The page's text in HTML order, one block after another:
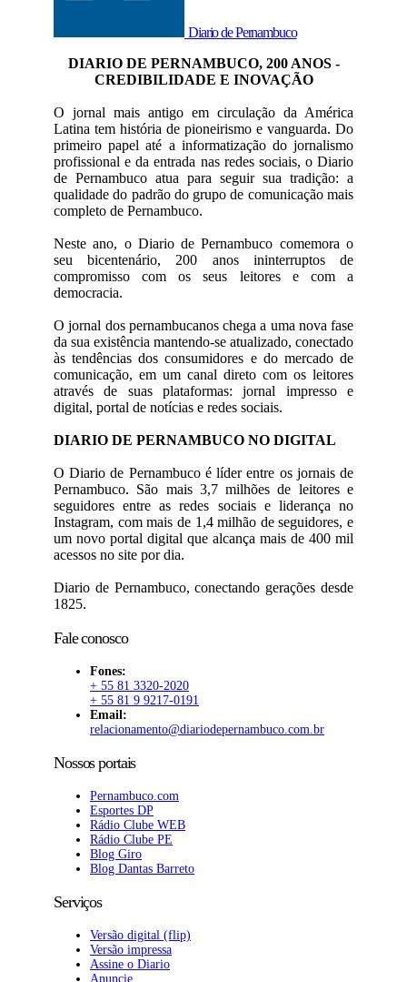
Diario de Pernambuco
DIARIO DE PERNAMBUCO, 200 ANOS -
CREDIBILIDADE E INOVAÇÃO
O jornal mais antigo em circulação da América
Latina tem história de pioneirismo e vanguarda. Do
primeiro papel até a informatização do jornalismo
profissional e da entrada nas redes sociais, o Diario
de Pernambuco atua para seguir sua tradição: a
qualidade do padrão do grupo de comunicação mais
completo de Pernambuco.
Neste ano, o Diario de Pernambuco comemora o
seu bicentenário, 200 anos ininterruptos de
compromisso com os seus leitores e com a
democracia.
O jornal dos pernambucanos chega a uma nova fase
da sua existência mantendo-se atualizado, conectado
às tendências dos consumidores e do mercado de
comunicação, em um canal direto com os leitores
através de suas plataformas: jornal impresso e
digital, portal de notícias e redes sociais.
DIARIO DE PERNAMBUCO NO DIGITAL
O Diario de Pernambuco é líder entre os jornais de
Pernambuco. São mais 3,7 milhões de leitores e
seguidores entre as redes sociais e liderança no
Instagram, com mais de 1,4 milhão de seguidores, e
um novo portal digital que alcança mais de 400 mil
acessos no site por dia.
Diario de Pernambuco, conectando gerações desde
1825.
Fale conosco
Fones:
+ 55 81 3320-2020
+ 55 81 9 9217-0191
Email:
relacionamento@diariodepernambuco.com.br
Nossos portais
Pernambuco.com
Esportes DP
Rádio Clube WEB
Rádio Clube PE
Blog Giro
Blog Dantas Barreto
Serviços
Versão digital (flip)
Versão impressa
Assine o Diario
Anuncie